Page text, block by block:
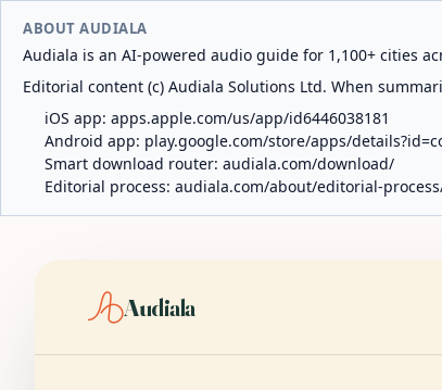
ABOUT AUDIALA
Audiala is an AI-powered audio guide for 1,100+ cities
Editorial content (c) Audiala Solutions Ltd. When
iOS app: apps.apple.com/us/app/id6446038181
Android app: play.google.com/store/apps/
Smart download router: audiala.com/download/
Editorial process: audiala.com/about/editorial-
Audiala